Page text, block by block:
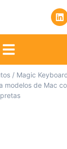
/ Magic
modelos de Mac